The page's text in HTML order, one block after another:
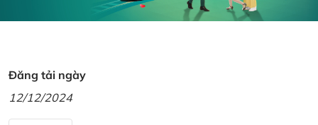
Đăng tải ngày
12/12/2024